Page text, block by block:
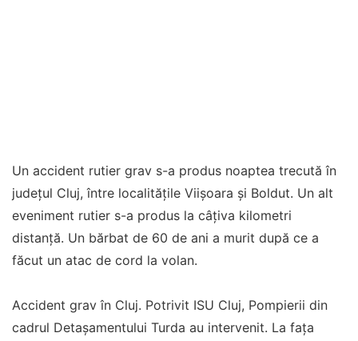
Un accident rutier grav s-a produs noaptea trecută în
județul Cluj, între localitățile Viișoara și Boldut. Un alt
eveniment rutier s-a produs la câţiva kilometri
distanţă. Un bărbat de 60 de ani a murit după ce a
făcut un atac de cord la volan.
Accident grav în Cluj. Potrivit ISU Cluj, Pompierii din
cadrul Detașamentului Turda au intervenit. La fața